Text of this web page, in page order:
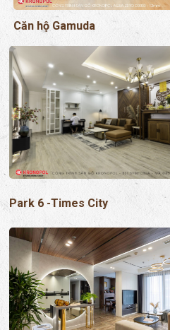
Park 6 -Times City
Căn hộ Vinhomes